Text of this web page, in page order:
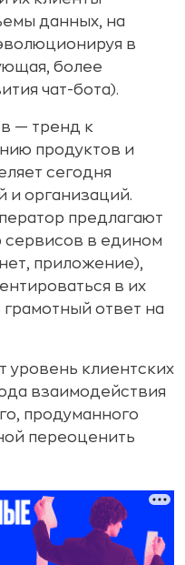
данных, на
в
более
чат-бота).
— тренд к
продуктов и
сегодня
и организаций.
предлагают
сервисов в едином
приложение),
в их
ответ на
уровень клиентских
взаимодействия
продуманного
переоценить